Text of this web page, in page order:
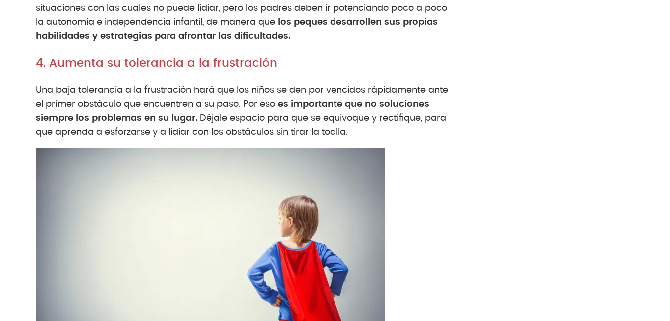
situaciones con las cuales no puede lidiar, pero los padres deben ir potenciando poco a poco
la autonomía e independencia infantil, de manera que los peques desarrollen sus propias
habilidades y estrategias para afrontar las dificultades.
4. Aumenta su tolerancia a la frustración
Una baja tolerancia a la frustración hará que los niños se den por vencidos rápidamente ante
el primer obstáculo que encuentren a su paso. Por eso es importante que no soluciones
siempre los problemas en su lugar. Déjale espacio para que se equivoque y rectifique, para
que aprenda a esforzarse y a lidiar con los obstáculos sin tirar la toalla.